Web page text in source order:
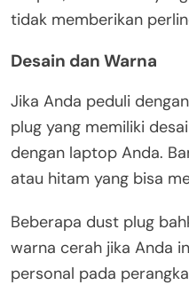
tidak memberikan
Desain dan Warna
Jika Anda peduli
plug yang memiliki
dengan laptop Anda.
atau hitam yang bisa
Beberapa dust plug
warna cerah jika Anda
personal pada